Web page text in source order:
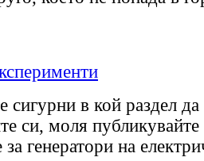
сигурни в кой раздел да
си, моля
за генератори на